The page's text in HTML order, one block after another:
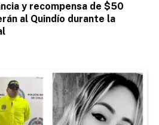
y recompensa de $50
al Quindío durante la